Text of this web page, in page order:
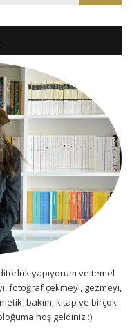
yapıyorum ve temel
fotoğraf çekmeyi, gezmeyi,
bakım, kitap ve birçok
hoş geldiniz :)